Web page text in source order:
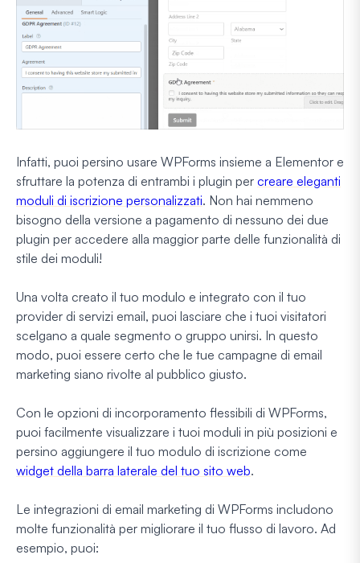
Infatti, puoi persino usare WPForms insieme a Elementor e
sfruttare la potenza di entrambi i plugin per creare eleganti
moduli di iscrizione personalizzati. Non hai nemmeno
bisogno della versione a pagamento di nessuno dei due
plugin per accedere alla maggior parte delle funzionalità di
stile dei moduli!
Una volta creato il tuo modulo e integrato con il tuo
provider di servizi email, puoi lasciare che i tuoi visitatori
scelgano a quale segmento o gruppo unirsi. In questo
modo, puoi essere certo che le tue campagne di email
marketing siano rivolte al pubblico giusto.
Con le opzioni di incorporamento flessibili di WPForms,
puoi facilmente visualizzare i tuoi moduli in più posizioni e
persino aggiungere il tuo modulo di iscrizione come
widget della barra laterale del tuo sito web.
Le integrazioni di email marketing di WPForms includono
molte funzionalità per migliorare il tuo flusso di lavoro. Ad
esempio, puoi: